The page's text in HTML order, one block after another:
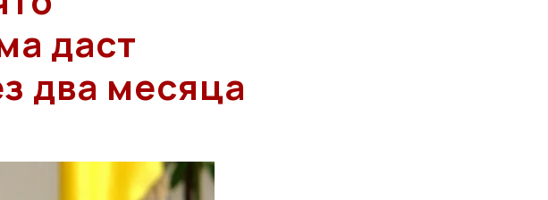
даст
два месяца